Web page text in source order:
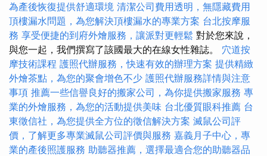
為產後恢復提供舒適環境 清潔公司費用透明，無隱藏費用
頂樓漏水問題，為您解決頂樓漏水的專業方案 台北按摩服
務 享受便捷的到府外燴服務，讓派對更輕鬆 對於您來說，
與您一起，我們撰寫了該國最大的在線女性雜誌。 穴道按
摩技術課程 護照代辦服務，快速有效的辦理方案 提供精緻
外燴茶點，為您的聚會增色不少 護照代辦服務詳情與注意
事項 推薦一些信譽良好的搬家公司，為你提供搬家服務 專
業的外燴服務，為您的活動提供美味 台北優質眼科推薦 台
東徵信社，為您提供全方位的徵信解決方案 滅鼠公司評
價，了解更多專業滅鼠公司評價與服務 嘉義月子中心，專
業的產後照護服務 助聽器推薦，選擇最適合您的助聽器品